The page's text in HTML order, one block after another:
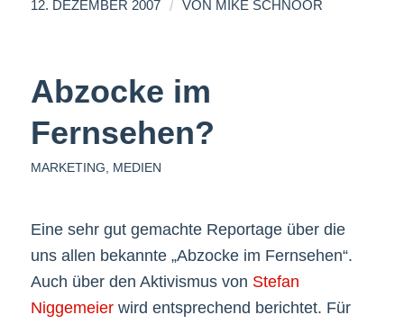
12. DEZEMBER 2007 / VON MIKE SCHNOOR
Abzocke im
Fernsehen?
MARKETING MEDIEN
Eine sehr gut gemachte Reportage über die
uns allen bekannte „Abzocke im Fernsehen“.
Auch über den Aktivismus von Stefan
Niggemeierwird entsprechend berichtet. Für